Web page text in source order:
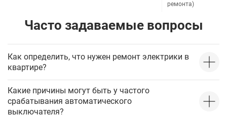
ремонта)
Часто задаваемые вопросы
Как определить, что нужен ремонт электрики в
квартире?
Какие причины могут быть у частого
срабатывания автоматического
выключателя?